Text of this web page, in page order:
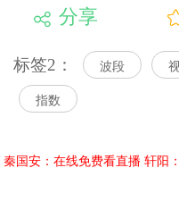
分享
标签2： 波段
指数
秦国安：在线免费看直播 轩阳